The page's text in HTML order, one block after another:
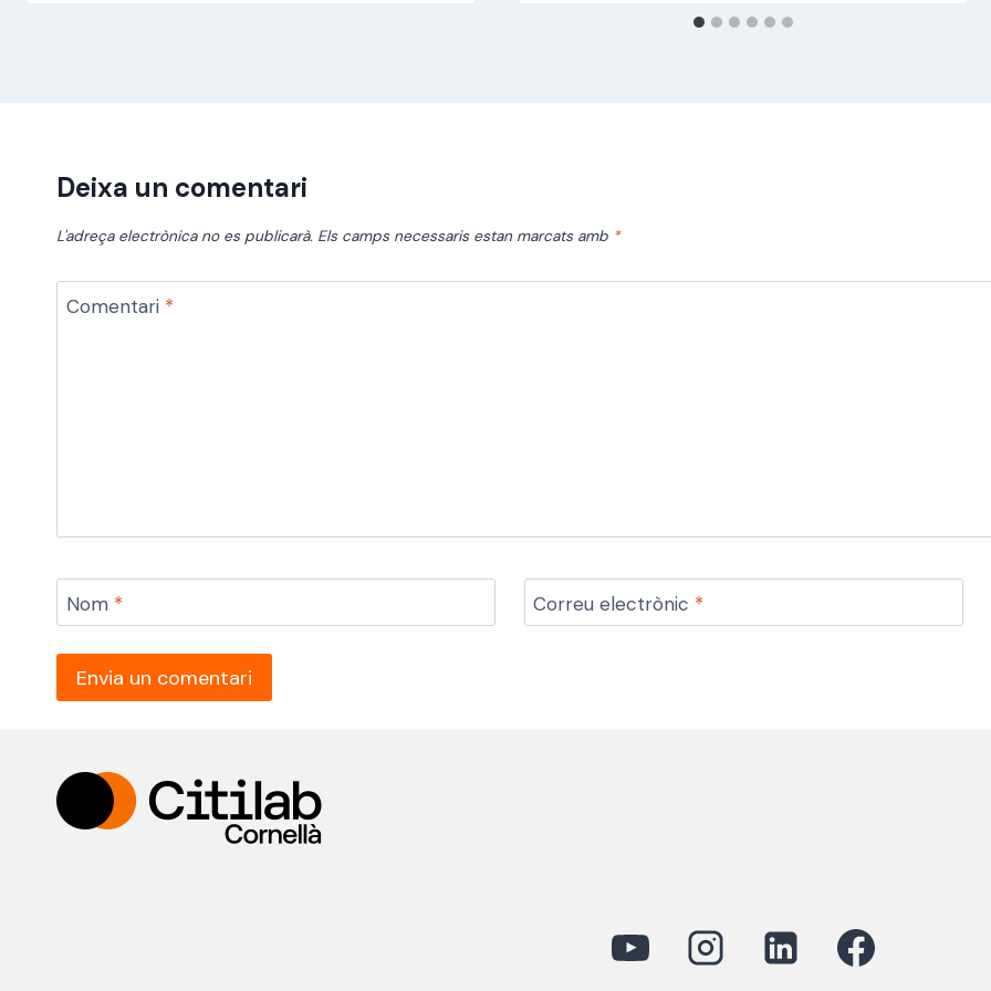
Deixa un comentari
L'adreça electrònica no es publicarà. Els camps necessaris estan marcats amb *
Comentari *
Nom * Correu electrònic *